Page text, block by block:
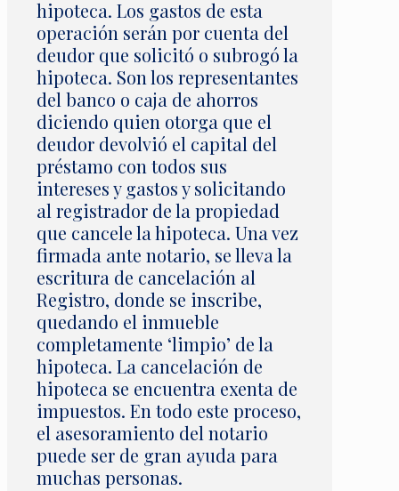
hipoteca. Los gastos de esta
operación serán por cuenta del
deudor que solicitó o subrogó la
hipoteca. Son los representantes
del banco o caja de ahorros
diciendo quien otorga que el
deudor devolvió el capital del
préstamo con todos sus
intereses y gastos y solicitando
al registrador de la propiedad
que cancele la hipoteca. Una vez
firmada ante notario, se lleva la
escritura de cancelación al
Registro, donde se inscribe,
quedando el inmueble
completamente ‘limpio’ de la
hipoteca. La cancelación de
hipoteca se encuentra exenta de
impuestos. En todo este proceso,
el asesoramiento del notario
puede ser de gran ayuda para
muchas personas.